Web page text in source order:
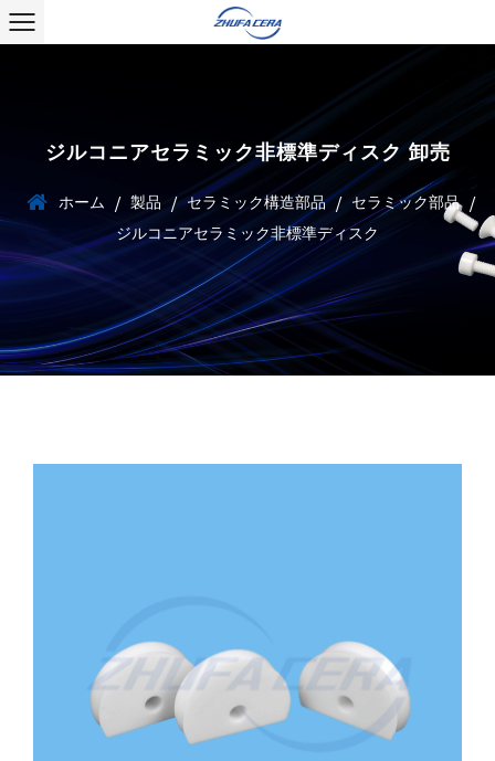
ジルコニアセラミック非標準ディスク 卸売
ホーム / 製品 / セラミック構造部品 / セラミック部品 /
ジルコニアセラミック非標準ディスク